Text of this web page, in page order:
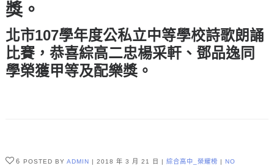
獎。
北市107學年度公私立中等學校詩歌朗誦
比賽，恭喜綜高二忠楊采軒、 鄧品逸同
學榮獲甲等及配樂獎。
6 POSTED BY ADMIN 2018 年 3 月 21 日 綜合高中_榮耀榜
NO